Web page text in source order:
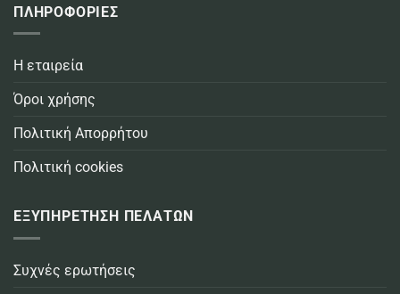
ΠΛΗΡΟΦΟΡΙΕΣ
Η εταιρεία
Όροι χρήσης
Πολιτική Απορρήτου
Πολιτική cookies
ΕΞΥΠΗΡΕΤΗΣΗ ΠΕΛΑΤΩΝ
Συχνές ερωτήσεις